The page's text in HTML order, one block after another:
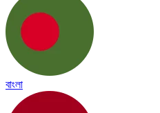
বাংলা